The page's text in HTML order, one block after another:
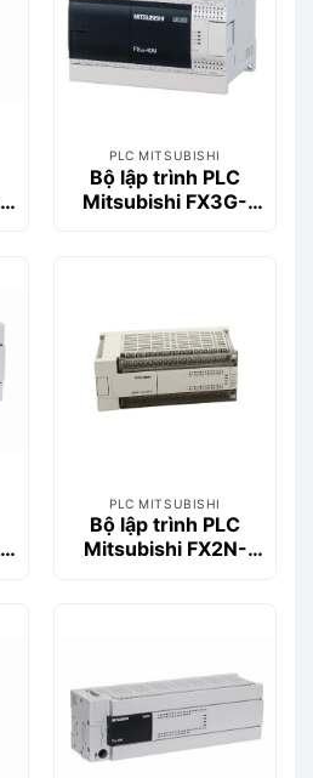
PLC MITSUBISHI
Bộ lập trình PLC
Mitsubishi FX3G-
PLC MITSUBISHI
Bộ lập trình PLC
Mitsubishi FX2N-